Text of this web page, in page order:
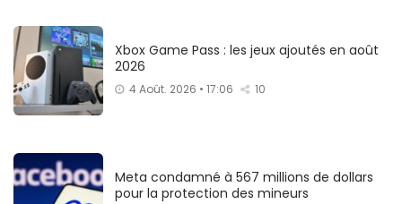
Xbox Game Pass : les jeux ajoutés en août
2026
4 Août. 2026 • 17:06 10
Meta condamné à 567 millions de dollars
pour la protection des mineurs